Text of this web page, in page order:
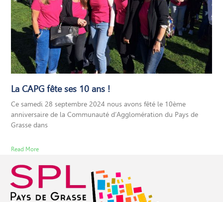
La CAPG fête ses 10 ans !
Ce samedi 28 septembre 2024 nous avons fêté le 10ème
anniversaire de la Communauté d’Agglomération du Pays de
Grasse dans
Read More